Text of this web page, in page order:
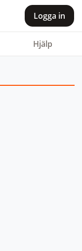
Logga in
Hjälp